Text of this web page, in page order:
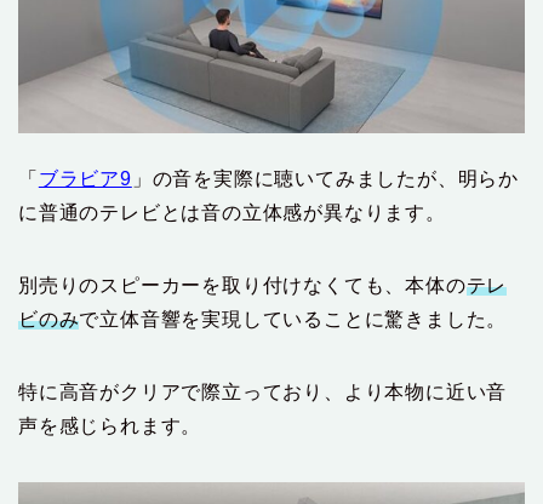
「 ブラビア9 」の音を実際に聴いてみましたが、明らか
に普通のテレビとは音の立体感が異なります。
別売りのスピーカーを取り付けなくても、本体のテレ
ビのみで立体音響を実現していることに驚きました。
特に高音がクリアで際立っており、より本物に近い音
声を感じられます。